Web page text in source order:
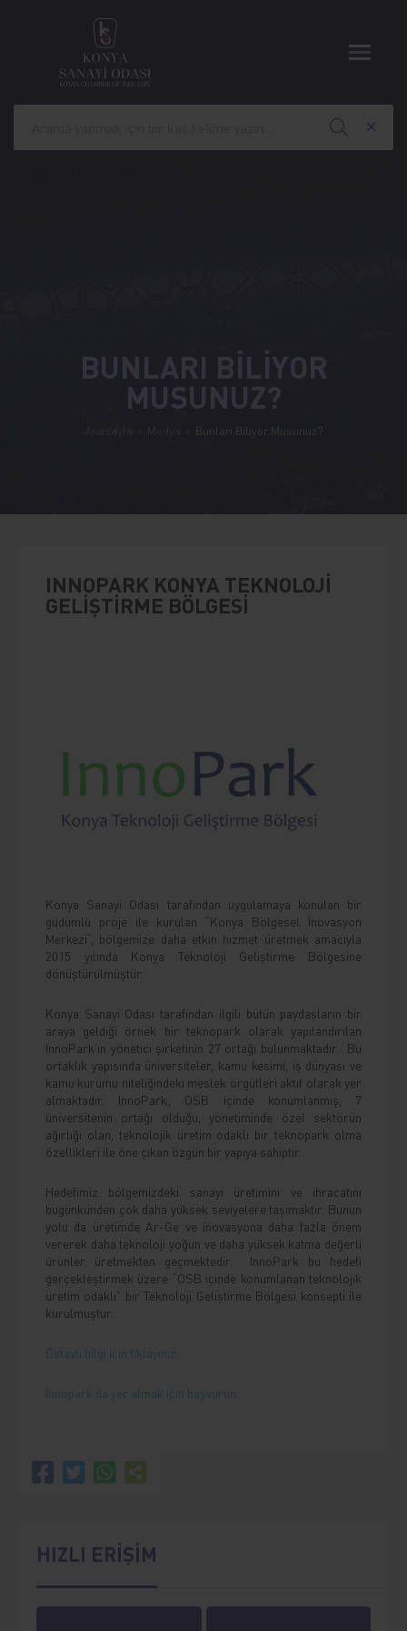
BUNLARI BİLİYOR
MUSUNUZ?
Anasayfa Medya Bunları Biliyor Musunuz?
HIZLI ERİŞİM
INNOPARK KONYA TEKNOLOJİ
GELİŞTİRME BÖLGESİ
Konya Sanayi Odası tarafından uygulamaya konulan bir
güdümlü proje ile kurulan “Konya Bölgesel İnovasyon
Merkezi“, bölgemize daha etkin hizmet üretmek amacıyla
2015 yılında Konya Teknoloji Geliştirme Bölgesine
dönüştürülmüştür.
Konya Sanayi Odası tarafından ilgili bütün paydaşların bir
araya geldiği örnek bir teknopark olarak yapılandırılan
InnoPark’ın yönetici şirketinin 27 ortağı bulunmaktadır. Bu
ortaklık yapısında üniversiteler, kamu kesimi, iş dünyası ve
kamu kurumu niteliğindeki meslek örgütleri aktif olarak yer
almaktadır. InnoPark; OSB içinde konumlanmış, 7
üniversitenin ortağı olduğu, yönetiminde özel sektörün
ağırlığı olan, teknolojik üretim odaklı bir teknopark olma
özellikleri ile öne çıkan özgün bir yapıya sahiptir.
Hedefimiz bölgemizdeki sanayi üretimini ve ihracatını
bugünkünden çok daha yüksek seviyelere taşımaktır. Bunun
yolu da üretimde Ar-Ge ve inovasyona daha fazla önem
vererek daha teknoloji yoğun ve daha yüksek katma değerli
ürünler üretmekten geçmektedir. InnoPark bu hedefi
gerçekleştirmek üzere “OSB içinde konumlanan teknolojik
üretim odaklı” bir Teknoloji Geliştirme Bölgesi konsepti ile
kurulmuştur.
Detaylı bilgi için tıklayınız:
İnnopark da yer almak için başvurun: